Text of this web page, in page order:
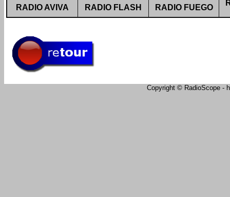
RADIO AVIVA RADIO FLASH RADIO FUEGO
Copyright © RadioScope -